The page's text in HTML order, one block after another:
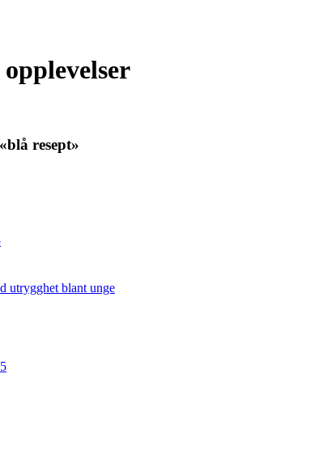
resept»
utrygghet blant unge